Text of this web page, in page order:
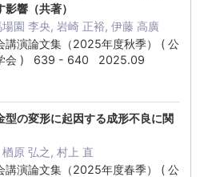
響（共著）
園 李央, 岩崎 正裕, 伊藤 高廣
講演論文集（2025年度秋季） ( 公
会 ) 639 - 640 2025.09
型の変形に起因する成形不良に関
原 弘之, 村上 直
講演論文集（2025年度春季） ( 公